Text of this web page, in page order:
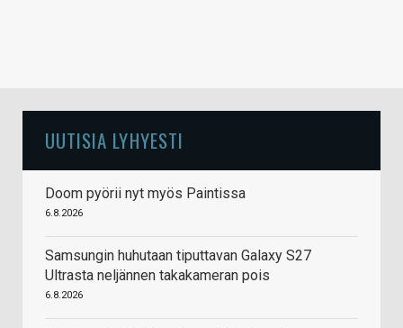
UUTISIA LYHYESTI
Doom pyörii nyt myös Paintissa
6.8.2026
Samsungin huhutaan tiputtavan Galaxy S27
Ultrasta neljännen takakameran pois
6.8.2026